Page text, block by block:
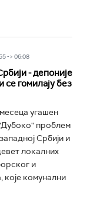
-> 06:08
- депоније
се гомилају без
угашен
проблем
Србији и
локалних
и
које комунални